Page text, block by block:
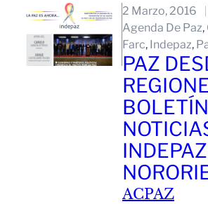
2 Marzo, 2016
Agenda De Paz,
Farc, Indepaz,
PAZ
INDEPAZ
ACPAZ